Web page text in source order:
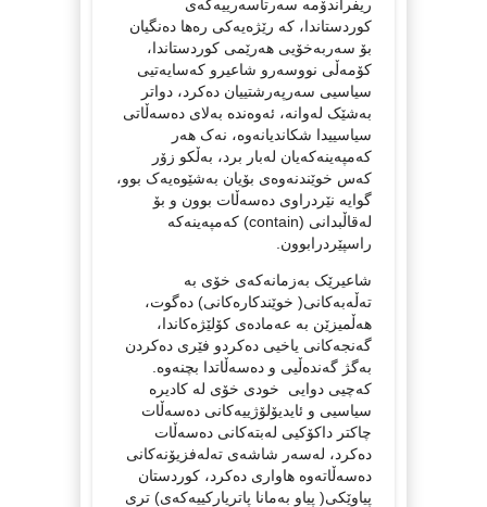
ریفراندۆمه‌ سه‌رتاسه‌رییه‌که‌ی
کوردستاندا، که‌ رێژه‌یه‌کی ره‌ها ده‌نگیان
بۆ سه‌ربه‌خۆیی هه‌رێمی کوردستاندا،
کۆمه‌ڵی نووسه‌رو شاعیرو که‌سایه‌تیی
سیاسیی سه‌رپه‌رشتییان ده‌کرد، دواتر
به‌شێک له‌وانه،‌ ئه‌وه‌نده‌ به‌لای ده‌سه‌ڵاتی
سیاسییدا شکاندیانه‌وه‌، نه‌ک هه‌ر
که‌مپه‌ینه‌که‌یان له‌بار برد، به‌ڵکو زۆر
که‌س خوێندنه‌وه‌ی بۆیان به‌شێوه‌یه‌ک بوو،
گوایه‌ نێردراوی ده‌سه‌ڵات بوون و بۆ
له‌قاڵبدانی (contain) که‌مپه‌ینه‌که‌
راسپێردرابوون.
شاعیرێک به‌زمانه‌که‌ی خۆی به‌
ته‌ڵه‌به‌کانی( خوێندکاره‌کانی) ده‌گوت،
هه‌ڵمیزێن به‌ عه‌ماده‌ی کۆلێژه‌کاندا،
گه‌نجه‌کانی یاخیی ده‌کردو فێری ده‌کردن
به‌گژ گه‌نده‌ڵیی و ده‌سه‌ڵاتدا بچنه‌وه‌.
که‌چیی دوایی خودی خۆی له‌ کادیره‌
سیاسیی و ئایدیۆلۆژییه‌کانی ده‌سه‌ڵات
چاکتر داکۆکیی له‌بته‌کانی ده‌سه‌ڵات
ده‌کرد، له‌سه‌ر شاشه‌ی ته‌له‌فزیۆنه‌کانی
ده‌سه‌ڵاته‌وه‌ هاواری ده‌کرد، کوردستان
پیاوێکی( پیاو به‌مانا پاتریارکییه‌که‌ی‌) تری